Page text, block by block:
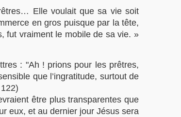
Elle voulait que sa vie soit
en gros puisque par la tête,
fut vraiment le mobile de sa vie. »
: "Ah ! prions pour les prêtres,
que l’ingratitude, surtout de
être plus transparentes que
eux, et au dernier jour Jésus sera